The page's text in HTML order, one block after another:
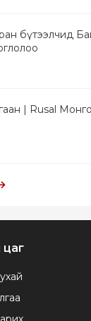
бүтээлчид
| Rusal